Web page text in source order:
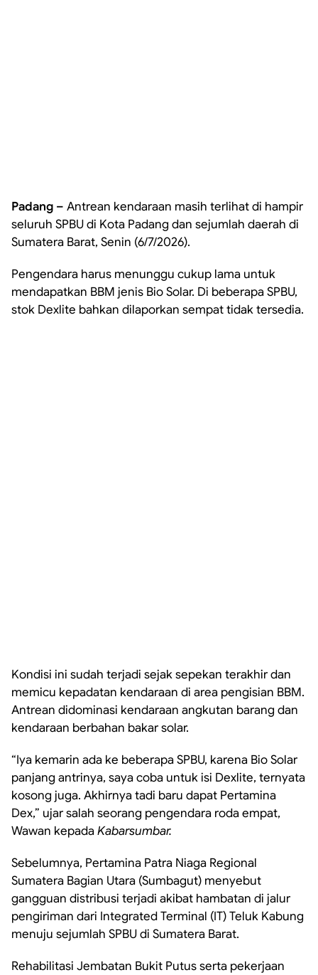
Padang – Antrean kendaraan masih terlihat di hampir
seluruh SPBU di Kota Padang dan sejumlah daerah di
Sumatera Barat, Senin (6/7/2026).
Pengendara harus menunggu cukup lama untuk
mendapatkan BBM jenis Bio Solar. Di beberapa SPBU,
stok Dexlite bahkan dilaporkan sempat tidak tersedia.
Kondisi ini sudah terjadi sejak sepekan terakhir dan
memicu kepadatan kendaraan di area pengisian BBM.
Antrean didominasi kendaraan angkutan barang dan
kendaraan berbahan bakar solar.
“Iya kemarin ada ke beberapa SPBU, karena Bio Solar
panjang antrinya, saya coba untuk isi Dexlite, ternyata
kosong juga. Akhirnya tadi baru dapat Pertamina
Dex,” ujar salah seorang pengendara roda empat,
Wawan kepadaKabarsumbar.
Sebelumnya, Pertamina Patra Niaga Regional
Sumatera Bagian Utara (Sumbagut) menyebut
gangguan distribusi terjadi akibat hambatan di jalur
pengiriman dari Integrated Terminal (IT) Teluk Kabung
menuju sejumlah SPBU di Sumatera Barat.
Rehabilitasi Jembatan Bukit Putus serta pekerjaan